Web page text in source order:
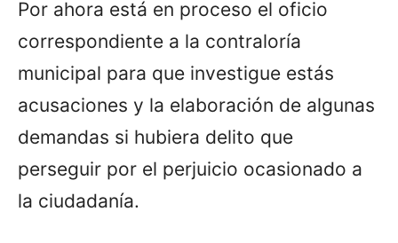
Por ahora está en proceso el oficio
correspondiente a la contraloría
municipal para que investigue estás
acusaciones y la elaboración de algunas
demandas si hubiera delito que
perseguir por el perjuicio ocasionado a
la ciudadanía.